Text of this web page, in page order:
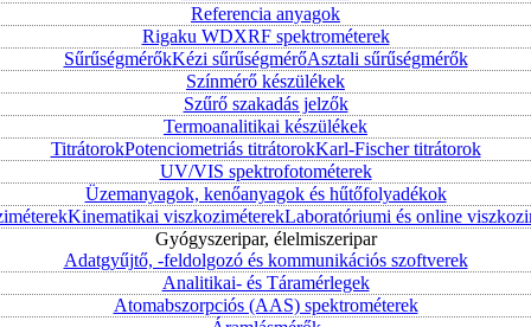
Referencia anyagok
Rigaku WDXRF spektrométerek
SűrűségmérőkKézi sűrűségmérőAsztali sűrűségmérők
Színmérő készülékek
Szűrő szakadás jelzők
Termoanalitikai készülékek
TitrátorokPotenciometriás titrátorokKarl-Fischer titrátorok
UV/VIS spektrofotométerek
Üzemanyagok, kenőanyagok és hűtőfolyadékok
Kinematikai viszkoziméterekLaboratóriumi és online
Gyógyszeripar, élelmiszeripar
Adatgyűjtő, -feldolgozó és kommunikációs szoftverek
Analitikai- és Táramérlegek
Atomabszorpciós (AAS) spektrométerek